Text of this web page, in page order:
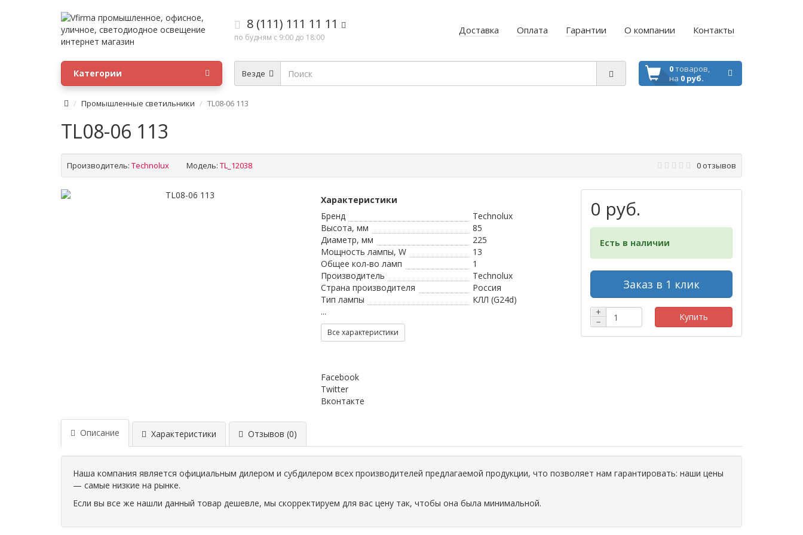
8 (111) 111 11 11
по будням с 9:00 до 18:00
Доставка Оплата Гарантии О компании Контакты
Везде 0товаров,
на 0 руб.
Категории
Промышленные светильники TL08-06 113
TL08-06 113
Производитель: Technolux Модель: TL_12038 0 отзывов
Характеристики
Бренд
Technolux
Высота, мм
85
Диаметр, мм
225
Мощность лампы, W
13
Общее кол-во ламп
1
Производитель
Technolux
Страна производителя
Россия
Тип лампы
КЛЛ (G24d)
...
Все характеристики
Facebook
Twitter
Вконтакте
0 руб.
Есть в наличии
Заказ в 1 клик
+
−
Купить
Описание Характеристики Отзывов (0)
Наша компания является официальным дилером и субдилером всех производителей предлагаемой продукции, что позволяет нам гарантировать: наши цены
— самые низкие на рынке.
Если вы все же нашли данный товар дешевле, мы скорректируем для вас цену так, чтобы она была минимальной.